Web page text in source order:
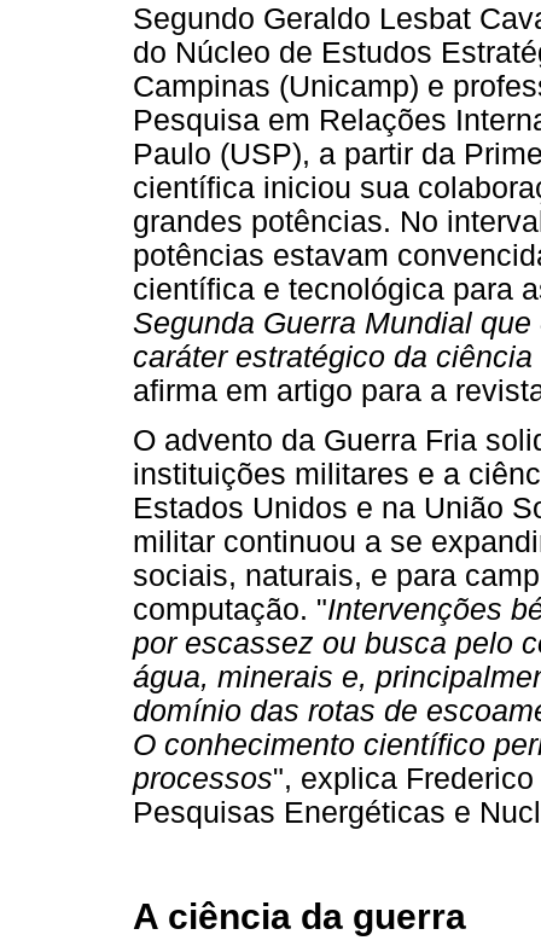
Segundo Geraldo Lesbat
do Núcleo de Estudos
Campinas (Unicamp) e
Pesquisa em Relações
Paulo (USP), a partir da
científica iniciou sua
grandes potências. No
potências estavam
científica e tecnológica para
Segunda Guerra Mundial
caráter estratégico da
afirma em artigo para a
O advento da Guerra Fria
instituições militares e a
Estados Unidos e na União
militar continuou a se
sociais, naturais, e para
computação. "Intervenções
por escassez ou busca pelo
água, minerais e,
domínio das rotas de
O conhecimento científico
processos", explica
Pesquisas Energéticas e
A ciência da guerra